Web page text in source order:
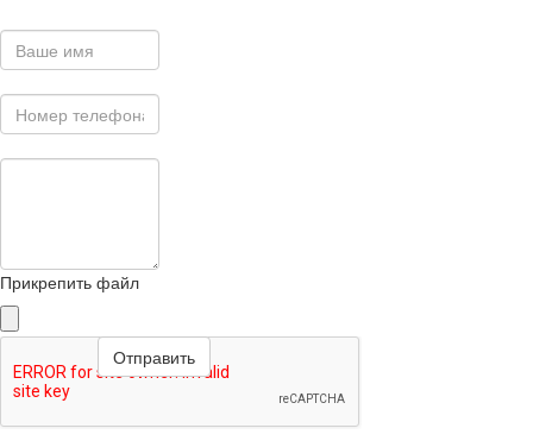
Прикрепить файл